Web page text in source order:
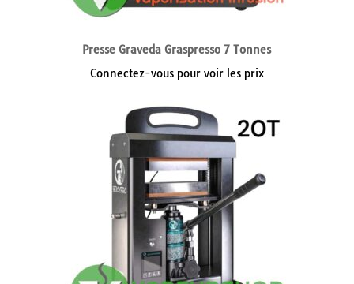
Presse Graveda Graspresso 7 Tonnes
Connectez-vous pour voir les prix